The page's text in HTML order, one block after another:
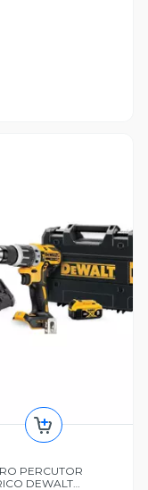
PERCUTOR
DEWALT